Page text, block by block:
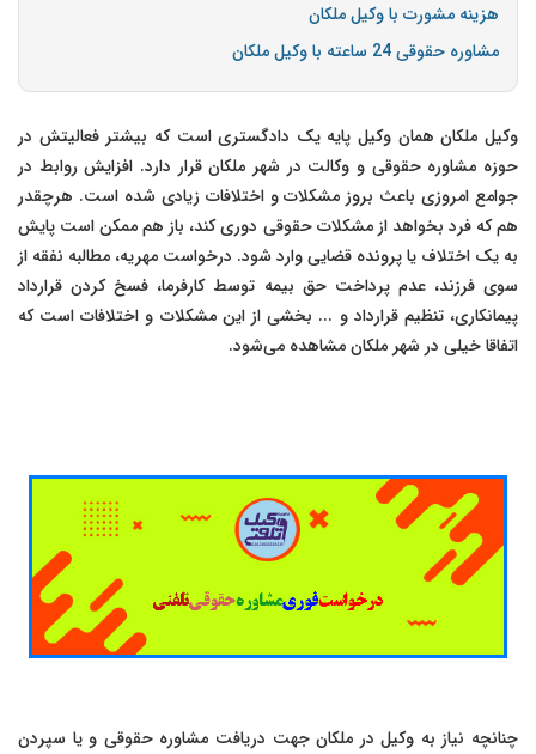
هزینه مشورت با وکیل ملکان
مشاوره حقوقی 24 ساعته با وکیل ملکان
وکیل ملکان همان وکیل پایه یک دادگستری است که بیشتر فعالیتش در
حوزه مشاوره حقوقی و وکالت در شهر ملکان قرار دارد. افزایش روابط در
جوامع امروزی باعث بروز مشکلات و اختلافات زیادی شده است. هرچقدر
هم که فرد بخواهد از مشکلات حقوقی دوری کند، باز هم ممکن است پایش
به یک اختلاف یا پرونده قضایی وارد شود. درخواست مهریه، مطالبه نفقه از
سوی فرزند، عدم پرداخت حق بیمه توسط کارفرما، فسخ کردن قرارداد
پیمانکاری، تنظیم قرارداد و ... بخشی از این مشکلات و اختلافات است که
اتفاقا خیلی در شهر ملکان مشاهده می‌شود.
چنانچه نیاز به وکیل در ملکان جهت دریافت مشاوره حقوقی و یا سپردن